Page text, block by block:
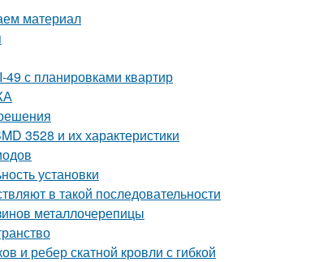
материал
с планировками квартир
3528 и их характеристики
установки
в такой последовательности
металлочерепицы
и ребер скатной кровли с гибкой